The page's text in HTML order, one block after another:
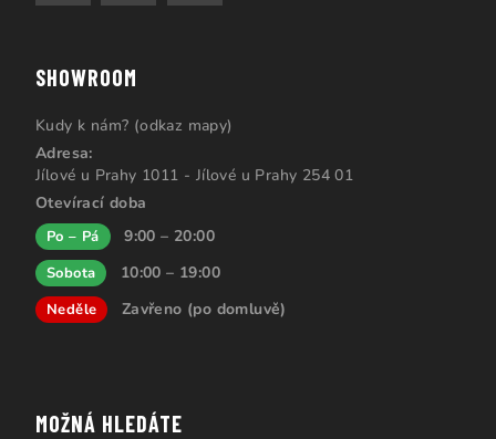
SHOWROOM
Kudy k nám? (odkaz mapy)
Adresa:
Jílové u Prahy 1011 - Jílové u Prahy 254 01
Otevírací doba
Po – Pá 9:00 – 20:00
Sobota 10:00 – 19:00
Neděle Zavřeno (po domluvě)
MOŽNÁ HLEDÁTE